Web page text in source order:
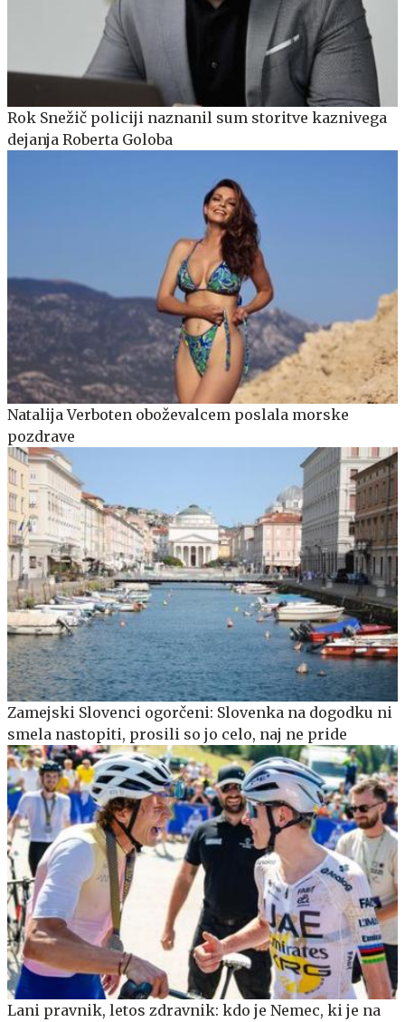
Rok Snežič policiji naznanil sum storitve kaznivega
dejanja Roberta Goloba
Natalija Verboten oboževalcem poslala morske
pozdrave
Zamejski Slovenci ogorčeni: Slovenka na dogodku ni
smela nastopiti, prosili so jo celo, naj ne pride
Lani pravnik, letos zdravnik: kdo je Nemec, ki je na